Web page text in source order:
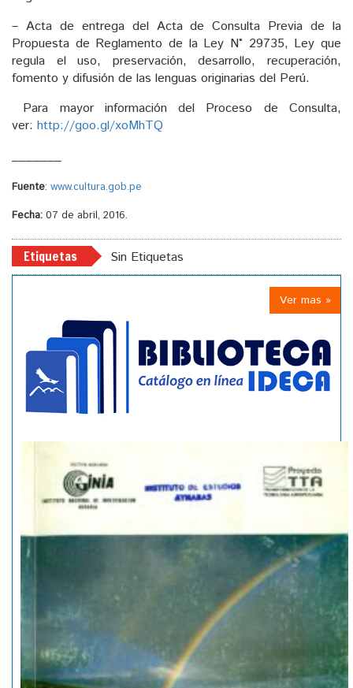
– Acta de entrega del Acta de Consulta Previa de la
Propuesta de Reglamento de la Ley N° 29735, Ley que
regula el uso, preservación, desarrollo, recuperación,
fomento y difusión de las lenguas originarias del Perú.
Para mayor información del Proceso de Consulta,
ver: http://goo.gl/xoMhTQ
Fuente: www.cultura.gob.pe
Fecha: 07 de abril, 2016.
Etiquetas Sin Etiquetas
Ver mas »